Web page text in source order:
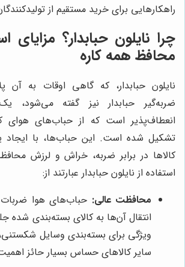
راهکارهایی برای خرید مستقیم از
چرا نایلون حبابدار؟ مزایای
محافظ همه کاره
نایلون حبابدار، که گاهی اوقات به آن
ضربه‌گیر حبابدار نیز گفته می‌شود،
انعطاف‌پذیر است که از حباب‌های
تشکیل شده است. این حباب‌ها، با ایجاد
کالاها در برابر ضربه، خراش و لرزش
استفاده از نایلون حبابدار عبارتند از:
محافظت عالی: حباب‌های هوا
انتقال آن‌ها به کالای بسته‌بندی شده
ویژگی برای بسته‌بندی وسایل شکستنی،
سایر کالاهای حساس بسیار حائز